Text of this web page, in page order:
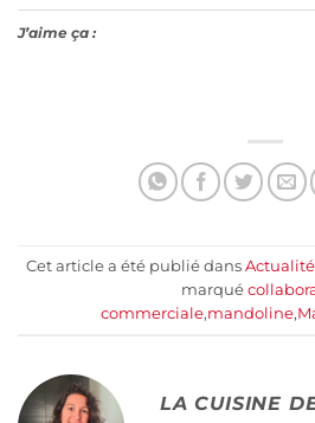
J’aime ça :
Cet article a été publié dans
marqué
commerciale,mandoline,
LA CUISINE